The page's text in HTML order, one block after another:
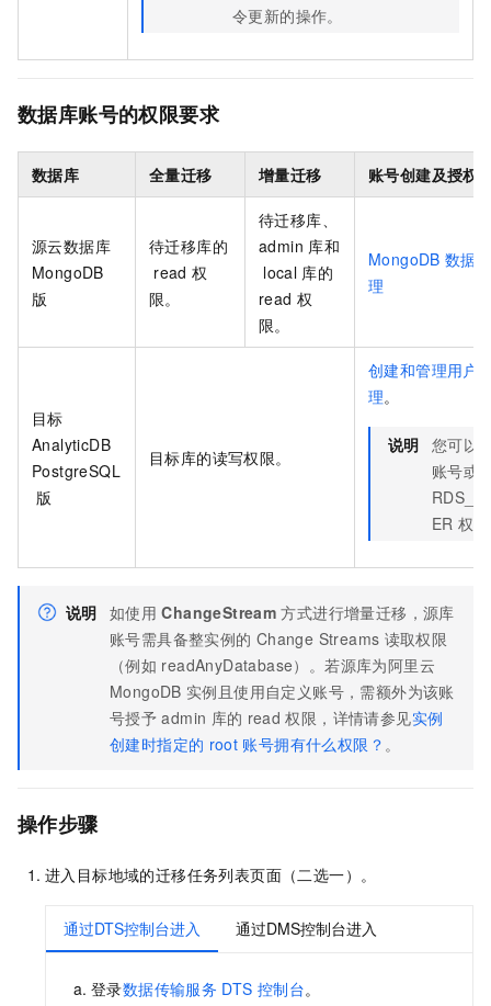
令更新的操作。
数据库账号的权限要求
数据库 全量迁移 增量迁移 账号创建及授权
源云数据库
MongoDB
版
待迁移库的
read 权
限。
待迁移库、
admin 库和
local 库的
read 权
限。
MongoDB 数据
理
目标
AnalyticDB
PostgreSQL
版
目标库的读写权限。
创建和管理用户
理。
说明 您可以
账号或
ER 权
说明 如使用 ChangeStream 方式进行增量迁移，源库
账号需具备整实例的 Change Streams 读取权限
（例如 readAnyDatabase）。若源库为阿里云
MongoDB 实例且使用自定义账号，需额外为该账
号授予 admin 库的 read 权限，详情请参见实例
创建时指定的 root 账号拥有什么权限？ 。
操作步骤
进入目标地域的迁移任务列表页面（二选一）。
通过DTS控制台进入 通过DMS控制台进入
登录数据传输服务 DTS 控制台。